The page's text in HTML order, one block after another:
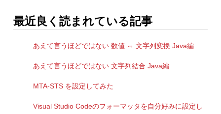
最近良く読まれている記事
あえて言うほどではない 数値 ⇔ 文字列変換 Java編
あえて言うほどではない 文字列結合 Java編
MTA-STS を設定してみた
Visual Studio Codeのフォーマッタを自分好みに設定し